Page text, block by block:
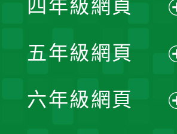
四年級網頁
五年級網頁
六年級網頁